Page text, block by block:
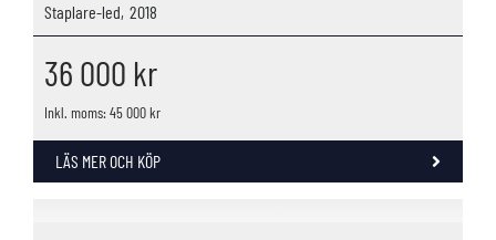
Staplare-led, 2018
36 000 kr
Inkl. moms: 45 000 kr
LÄS MER OCH KÖP